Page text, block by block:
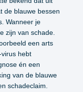
de blauwe bessen
Wanneer je
zijn van schade.
een arts
hebt
én een
van de blauwe
schadeclaim.